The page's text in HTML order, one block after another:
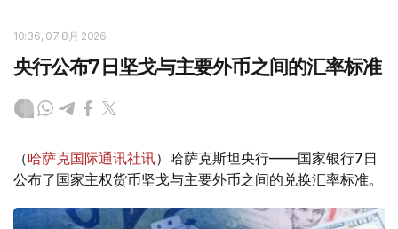
10:36, 07 8月 2026
央行公布7日坚戈与主要外币之间的汇率标准
（哈萨克国际通讯社讯）哈萨克斯坦央行——国家银行7日
公布了国家主权货币坚戈与主要外币之间的兑换汇率标准。